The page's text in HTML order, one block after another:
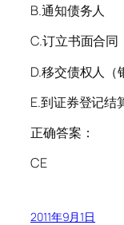
B.通知债务人
C.订立书面合同
D.移交债权人（
E.到证券登记结
正确答案：
CE
2011年9月1日